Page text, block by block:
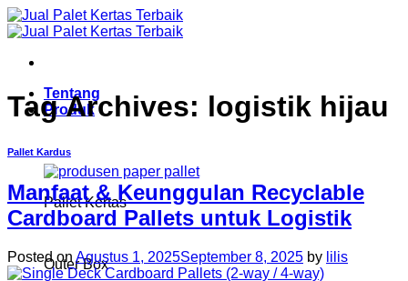
Skip
to
Tentang
Produk
Pallet Kertas
Outer Box
Tag Archives: logistik hijau
Pallet Kardus
Manfaat & Keunggulan Recyclable
Cardboard Pallets untuk Logistik
Posted on Agustus 1, 2025September 8, 2025 by lilis